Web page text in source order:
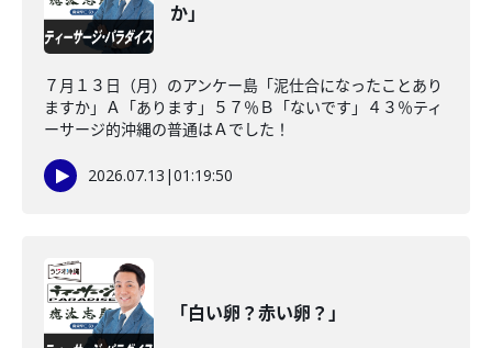
か」
７月１３日（月）のアンケー島「泥仕合になったことあり
ますか」Ａ「あります」５７％Ｂ「ないです」４３％ティ
ーサージ的沖縄の普通はＡでした！
2026.07.13 |01:19:50
「白い卵？赤い卵？」